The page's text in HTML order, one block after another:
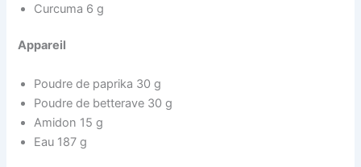
Curcuma 6 g
Appareil
Poudre de paprika 30 g
Poudre de betterave 30 g
Amidon 15 g
Eau 187 g